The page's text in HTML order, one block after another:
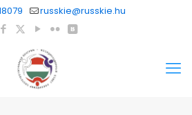
russkie@russkie.hu